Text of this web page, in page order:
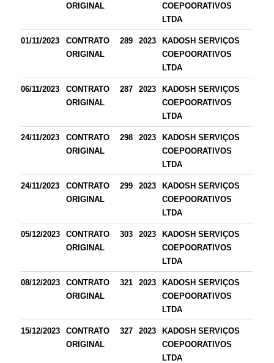
ORIGINAL
COEPOORATIVOS
LTDA
01/11/2023
CONTRATO
ORIGINAL
289 2023
KADOSH SERVIÇOS
COEPOORATIVOS
LTDA
06/11/2023
CONTRATO
ORIGINAL
287 2023
KADOSH SERVIÇOS
COEPOORATIVOS
LTDA
24/11/2023
CONTRATO
ORIGINAL
298 2023
KADOSH SERVIÇOS
COEPOORATIVOS
LTDA
24/11/2023
CONTRATO
ORIGINAL
299 2023
KADOSH SERVIÇOS
COEPOORATIVOS
LTDA
05/12/2023
CONTRATO
ORIGINAL
303 2023
KADOSH SERVIÇOS
COEPOORATIVOS
LTDA
08/12/2023
CONTRATO
ORIGINAL
321 2023
KADOSH SERVIÇOS
COEPOORATIVOS
LTDA
15/12/2023
CONTRATO
ORIGINAL
327 2023
KADOSH SERVIÇOS
COEPOORATIVOS
LTDA